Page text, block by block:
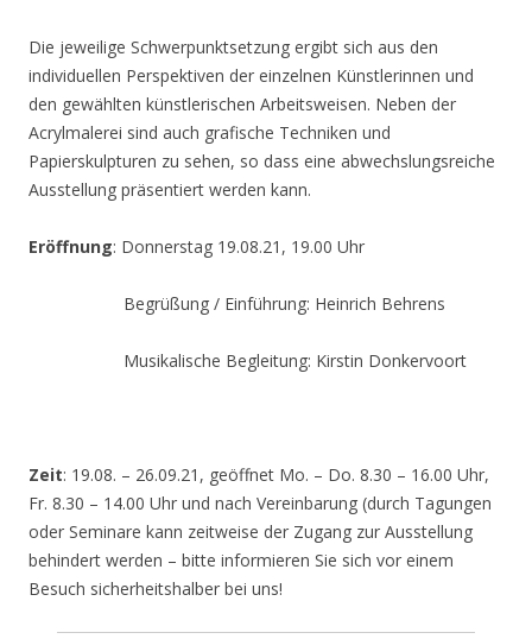
Die jeweilige Schwerpunktsetzung ergibt sich aus den
individuellen Perspektiven der einzelnen Künstlerinnen und
den gewählten künstlerischen Arbeitsweisen. Neben der
Acrylmalerei sind auch grafische Techniken und
Papierskulpturen zu sehen, so dass eine abwechslungsreiche
Ausstellung präsentiert werden kann.
Eröffnung: Donnerstag 19.08.21, 19.00 Uhr
Begrüßung / Einführung: Heinrich Behrens
Musikalische Begleitung: Kirstin Donkervoort
Zeit: 19.08. – 26.09.21, geöffnet Mo. – Do. 8.30 – 16.00 Uhr,
Fr. 8.30 – 14.00 Uhr und nach Vereinbarung (durch Tagungen
oder Seminare kann zeitweise der Zugang zur Ausstellung
behindert werden – bitte informieren Sie sich vor einem
Besuch sicherheitshalber bei uns!